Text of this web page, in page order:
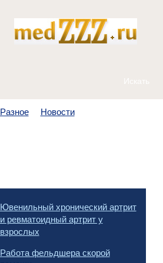
Разное Новости
Ювенильный хронический артрит
и ревматоидный артрит у
взрослых
Работа фельдшера скорой